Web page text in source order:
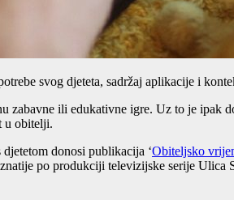
svog djeteta, sadržaj aplikacije i
zabavne ili edukativne igre. Uz to je ipak
u obitelji.
donosi publikacija ‘Obiteljsko
po produkciji televizijske serije Ulica